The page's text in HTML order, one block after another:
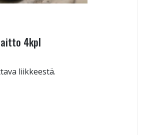
4kpl
liikkeestä.